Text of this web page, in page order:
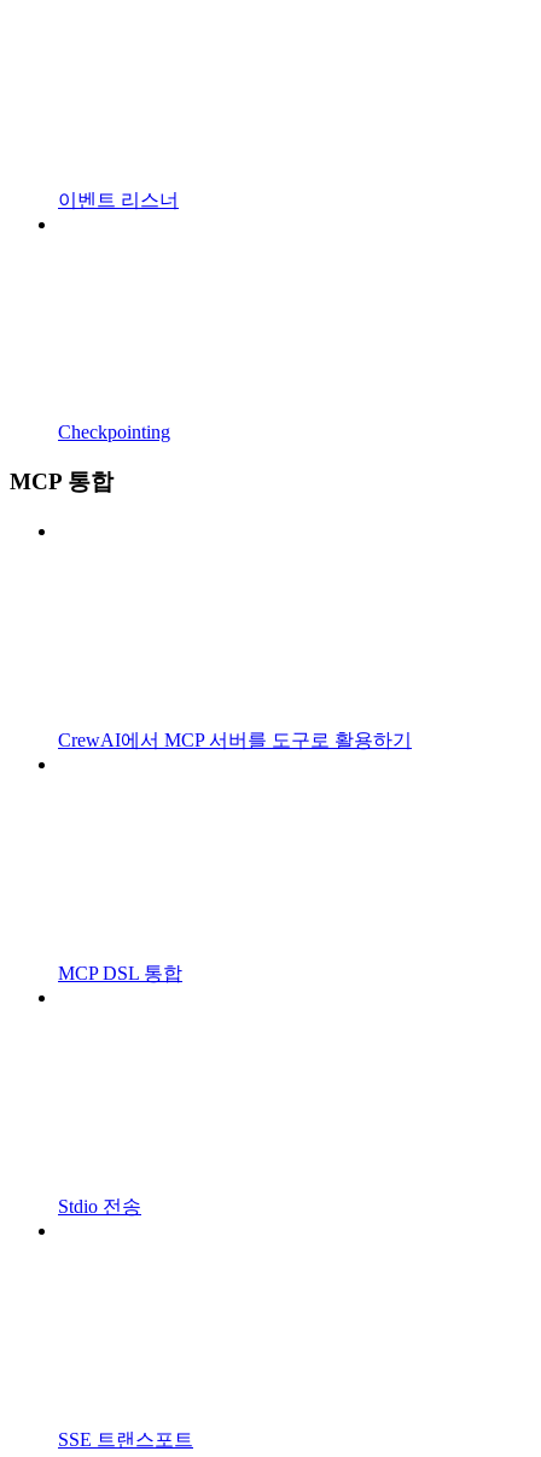
이벤트 리스너
Checkpointing
MCP 통합
CrewAI에서 MCP 서버를 도구로 활용하기
MCP DSL 통합
Stdio 전송
SSE 트랜스포트